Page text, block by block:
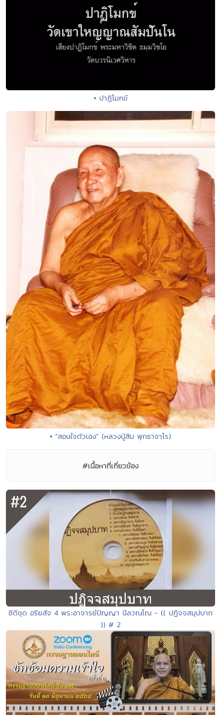
• ปาฏิโมกข์
• "สอนใจตัวเอง" (หลวงปู่สิม พุทธาจาโร)
#เนื้อหาที่เกี่ยวข้อง
ซีดีชุด อริยสัจ 4 พระอาจารย์ปัญญา นีลวณฺโณ - (( ปฏิจจสมุปบาท
)) # 2